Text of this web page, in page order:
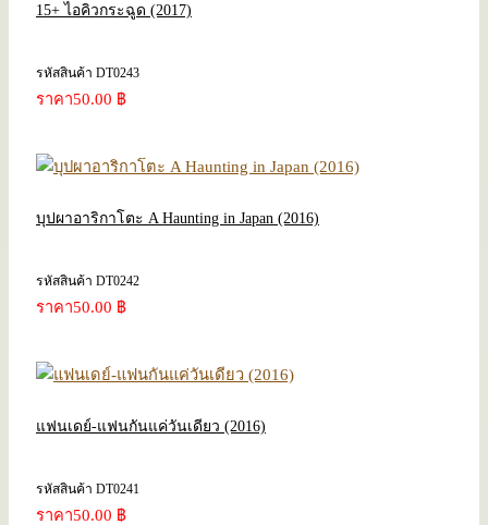
15+ ไอคิวกระฉูด (2017)
รหัสสินค้า DT0243
ราคา50.00 ฿
บุปผาอาริกาโตะ A Haunting in Japan (2016)
รหัสสินค้า DT0242
ราคา50.00 ฿
แฟนเดย์-แฟนกันแค่วันเดียว (2016)
รหัสสินค้า DT0241
ราคา50.00 ฿